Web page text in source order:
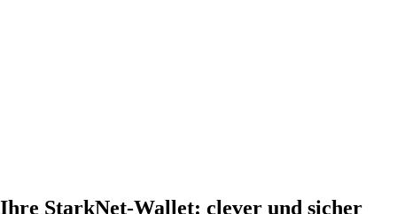
Ihre StarkNet-Wallet: clever und sicher